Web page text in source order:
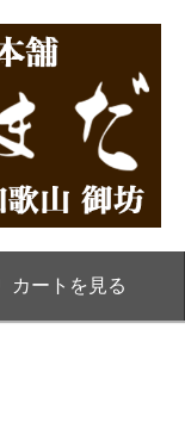
カートを見る